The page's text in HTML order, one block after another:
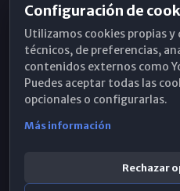
Horarios de Misa
Hemeroteca
WhatsApp
Configuración de
Utilizamos cookies propias
técnicos, de preferencias,
contenidos externos como
Puedes aceptar todas las
opcionales o configurarlas.
Más información
Rechazar